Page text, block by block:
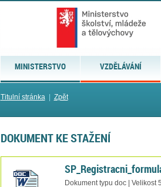
MINISTERSTVO VZDĚLÁVÁNÍ
Titulní stránka| Zpět
DOKUMENT KE STAŽENÍ
Dokument typu doc | Velikost